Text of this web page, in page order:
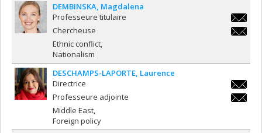
DEMBINSKA Magdalena
Professeure titulaire
Chercheuse
Ethnic conflict
Nationalism
DESCHAMPS-LAPORTE Laurence
Directrice
Professeure adjointe
Middle East
Foreign policy